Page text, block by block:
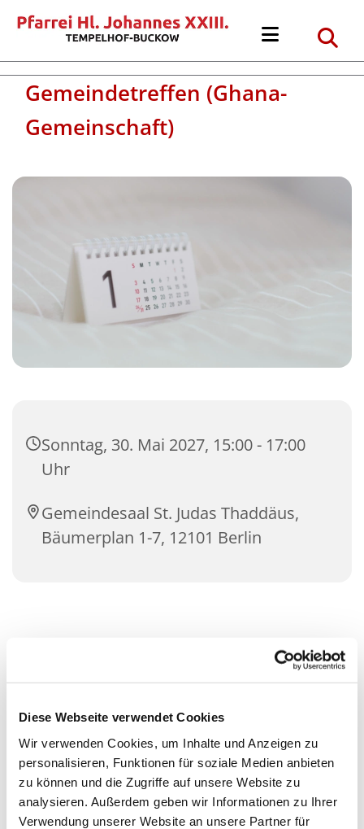
Diese Webseite verwendet Cookies
Wir verwenden Cookies, um Inhalte und Anzeigen zu
personalisieren, Funktionen für soziale Medien anbieten
zu können und die Zugriffe auf unsere Website zu
analysieren. Außerdem geben wir Informationen zu Ihrer
Verwendung unserer Website an unsere Partner für
Gemeindetreffen (Ghana-
Gemeinschaft)
Sonntag, 30. Mai 2027, 15:00 - 17:00
Uhr
Gemeindesaal St. Judas Thaddäus,
Bäumerplan 1-7, 12101 Berlin